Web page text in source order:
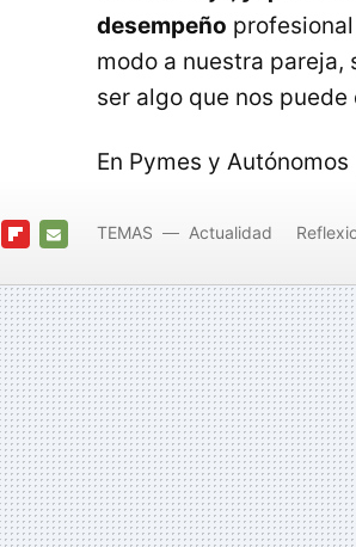
desempeño
modo a nuestra pareja,
ser algo que nos
En Pymes y Autónomos |
MAIL
TEMAS Actualidad